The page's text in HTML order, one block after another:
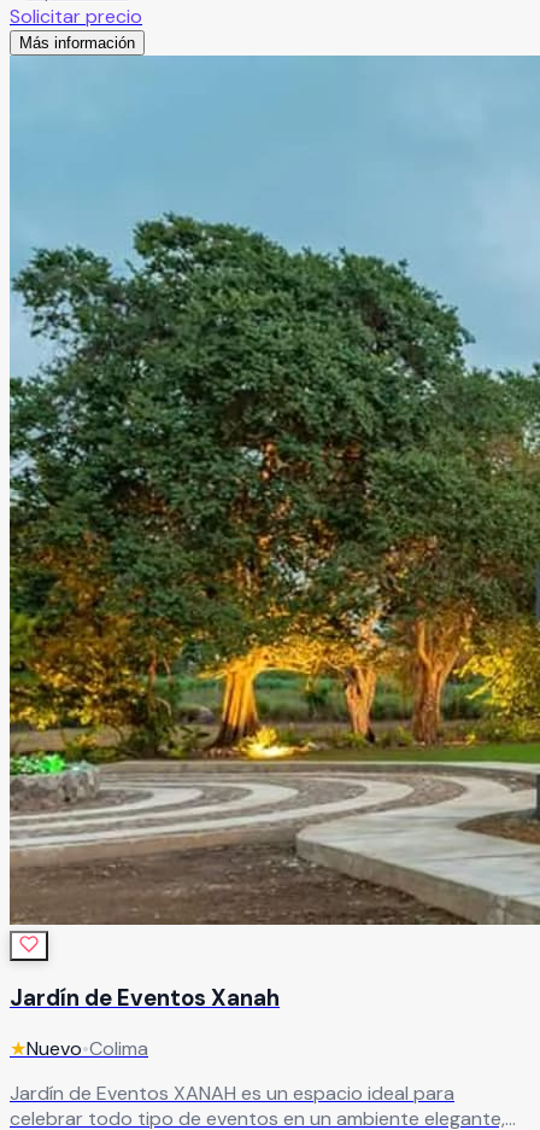
un maravilloso lago natural, alberca con cascada y amplias
áreas al aire libre que brindan una atmósfera sofisticada,
Leer más
Solicitar precio
Más información
Jardín de Eventos Xanah
★Nuevo•Colima
Jardín de Eventos XANAH es un espacio ideal para
celebrar todo tipo de eventos en un ambiente elegante,